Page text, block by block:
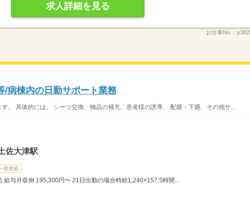
求人詳細を見る
お仕事No.：
/病棟内の日勤サポート業務
。 具体的には、 シーツ交換、物品の補充、患者様の誘導、 配膳・下膳、その他サ...
佐大津駅
部支給
給与月収例 195,300円〜 21日出勤の場合時給1,240×157.5時間...